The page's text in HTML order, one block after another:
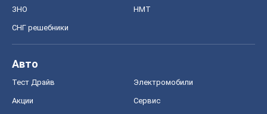
ЗНО НМТ
СНГ решебники
Авто
Тест Драйв Электромобили
Акции Сервис